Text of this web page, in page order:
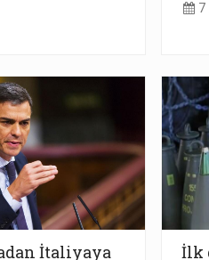
7
İtaliyaya
İlk